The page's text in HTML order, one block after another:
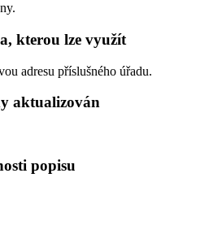
kterou lze využít
adresu příslušného úřadu.
aktualizován
popisu